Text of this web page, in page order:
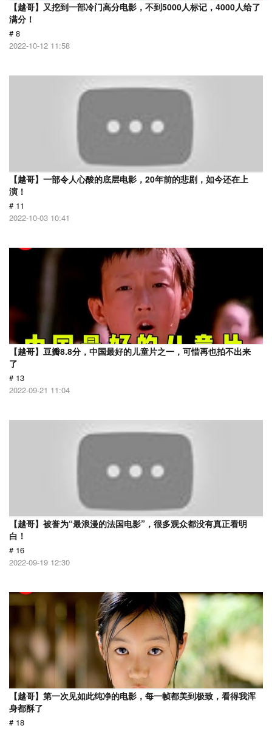
【越哥】又挖到一部冷门高分电影，不到5000人标记，4000人给了
满分！
# 8
2022-10-12 11:58
【越哥】一部令人心酸的底层电影，20年前的悲剧，如今还在上
演！
# 11
2022-10-03 10:41
【越哥】豆瓣8.8分，中国最好的儿童片之一，可惜再也拍不出来
了
# 13
2022-09-21 11:04
【越哥】被誉为“最浪漫的法国电影”，很多观众都没有真正看明
白！
# 16
2022-09-19 12:30
【越哥】第一次见如此纯净的电影，每一帧都美到极致，看得我浑
身都酥了
# 18